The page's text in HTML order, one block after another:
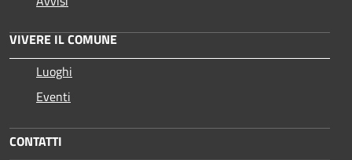
VIVERE IL COMUNE
Luoghi
Eventi
CONTATTI